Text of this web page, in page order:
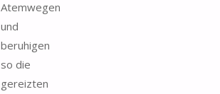
Atemwegen
und
beruhigen
so die
gereizten